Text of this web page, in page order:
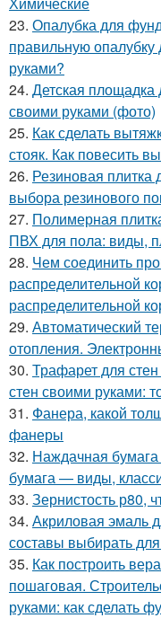
23. Опалубка для
правильную
руками?
24. Детская площадка
своими руками (фото)
25. Как сделать
стояк. Как повесить
26. Резиновая плитка
выбора резинового
27. Полимерная
ПВХ для пола: виды,
28. Чем соединить
распределительной
распределительной
29. Автоматический
отопления.
30. Трафарет для
стен своими руками:
31. Фанера, какой
фанеры
32. Наждачная
бумага — виды,
33. Зернистость р80,
34. Акриловая эмаль
составы выбирать
35. Как построить
пошаговая.
руками: как сделать